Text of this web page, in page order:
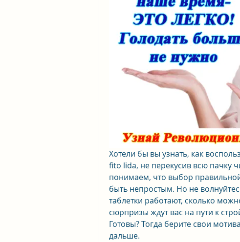
Хотели бы вы узнать, как
fito lida, не перекусив всю пачку
понимаем, что выбор
быть непростым. Но не
таблетки работают, сколько
сюрпризы ждут вас на пути к
Готовы? Тогда берите свои
дальше.